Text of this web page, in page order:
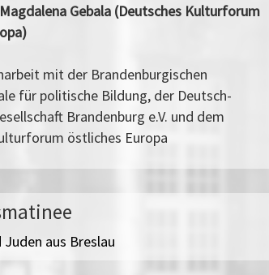
Gebala (Deutsches Kulturforum
mit der Brandenburgischen
für politische Bildung, der Deutsch-
Brandenburg e.V. und dem
östliches Europa
Juden aus Breslau